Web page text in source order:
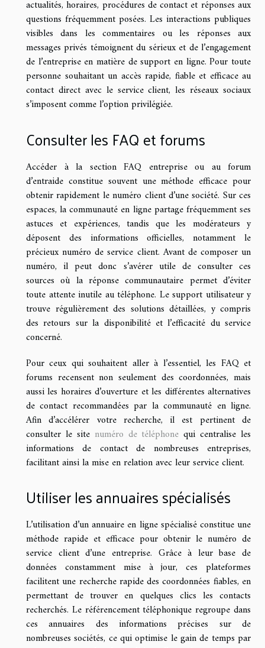
actualités, horaires, procédures de contact et réponses aux
questions fréquemment posées. Les interactions publiques
visibles dans les commentaires ou les réponses aux
messages privés témoignent du sérieux et de l’engagement
de l’entreprise en matière de support en ligne. Pour toute
personne souhaitant un accès rapide, fiable et efficace au
contact direct avec le service client, les réseaux sociaux
s’imposent comme l’option privilégiée.
Consulter les FAQ et forums
Accéder à la section FAQ entreprise ou au forum
d’entraide constitue souvent une méthode efficace pour
obtenir rapidement le numéro client d’une société. Sur ces
espaces, la communauté en ligne partage fréquemment ses
astuces et expériences, tandis que les modérateurs y
déposent des informations officielles, notamment le
précieux numéro de service client. Avant de composer un
numéro, il peut donc s’avérer utile de consulter ces
sources où la réponse communautaire permet d’éviter
toute attente inutile au téléphone. Le support utilisateur y
trouve régulièrement des solutions détaillées, y compris
des retours sur la disponibilité et l’efficacité du service
concerné.
Pour ceux qui souhaitent aller à l’essentiel, les FAQ et
forums recensent non seulement des coordonnées, mais
aussi les horaires d’ouverture et les différentes alternatives
de contact recommandées par la communauté en ligne.
Afin d’accélérer votre recherche, il est pertinent de
consulter le site numéro de téléphone qui centralise les
informations de contact de nombreuses entreprises,
facilitant ainsi la mise en relation avec leur service client.
Utiliser les annuaires spécialisés
L’utilisation d’un annuaire en ligne spécialisé constitue une
méthode rapide et efficace pour obtenir le numéro de
service client d’une entreprise. Grâce à leur base de
données constamment mise à jour, ces plateformes
facilitent une recherche rapide des coordonnées fiables, en
permettant de trouver en quelques clics les contacts
recherchés. Le référencement téléphonique regroupe dans
ces annuaires des informations précises sur de
nombreuses sociétés, ce qui optimise le gain de temps par